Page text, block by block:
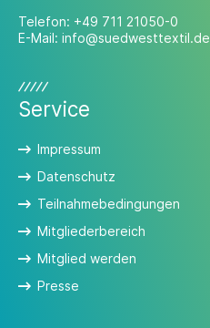
Telefon: +49 711 21050-0
E-Mail: info@suedwesttextil.de
Service
Impressum
Datenschutz
Teilnahmebedingungen
Mitgliederbereich
Mitglied werden
Presse